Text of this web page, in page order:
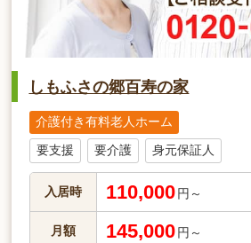
しもふさの郷百寿の家
介護付き有料老人ホーム
要支援 要介護 身元保証人
入居時 110,000 円～
月額 145,000 円～